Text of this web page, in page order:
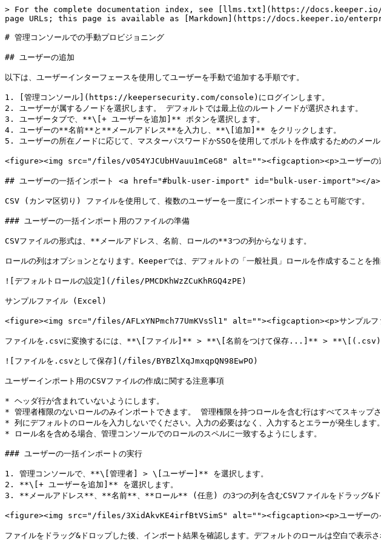
> For the complete documentation index, see [llms.txt](https://
page URLs; this page is available as [Markdown](https://docs.keeper.io/
# 管理コンソールでの手動プロビジョニング
## ユーザーの追加
以下は、ユーザーインターフェースを使用してユーザーを手動で追加する手順です。
1. [管理コンソール](https://keepersecurity.com/console)にログインします。
2. ユーザーが属するノードを選択します。 デフォルトでは最上位のルートノードが選択されます。
3. ユーザータブで、**\[+ ユーザーを追加]** ボタンを選択します。
4. ユーザーの**名前**と**メールアドレス**を入力し、**\[追加]** をクリックします。
5. ユーザーの所在ノードに応じて、マスターパスワードかSSOを使用してボルトを作成するためのメール
<figure><img src="/files/v054YJCUbHVauu1mCeG8" alt=""><figcaption><p>ユーザ
## ユーザーの一括インポート <a href="#bulk-user-import" id="bulk-user-import"></a>
CSV (カンマ区切り) ファイルを使用して、複数のユーザーを一度にインポートすることも可能です。
### ユーザーの一括インポート用のファイルの準備
CSVファイルの形式は、**メールアドレス、名前、ロールの**3つの列からなります。
ロールの列はオプションとなります。Keeperでは、デフォルトの「一般社員」ロールを作成することを
![デフォルトロールの設定](/files/PMCDKhWzZCuKhRGQ4zPE)
サンプルファイル (Excel)
<figure><img src="/files/AFLxYNPmch77UmKVsSl1" alt=""><figcaption><p>サンプ
ファイルを.csvに変換するには、**\[ファイル]** > **\[名前をつけて保存...]** >
![ファイルを.csvとして保存](/files/BYBZlXqJmxqpQN98EwPO)
ユーザーインポート用のCSVファイルの作成に関する注意事項
* ヘッダ行が含まれていないようにします。
* 管理者権限のないロールのみインポートできます。 管理権限を持つロールを含む行はすべてスキップさ
* 列にデフォルトのロールを入力しないでください。入力の必要はなく、入力するとエラーが発生します
* ロール名を含める場合、管理コンソールでのロールのスペルに一致するようにします。
### ユーザーの一括インポートの実行
1. 管理コンソールで、**\[管理者] > \[ユーザー]** を選択します。
2. **\[+ ユーザーを追加]** を選択します。
3. **メールアドレス**、**名前**、**ロール** (任意) の3つの列を含むCSVファイルをドラッグ&ド
<figure><img src="/files/3XidAkvKE4irfBtVSimS" alt=""><figcaption><p>ユーザー
ファイルをドラッグ&ドロップした後、インポート結果を確認します。デフォルトのロールは空白で表